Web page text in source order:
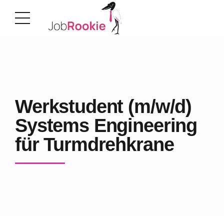
Werkstudent (m/w/d)
Systems Engineering
für Turmdrehkrane